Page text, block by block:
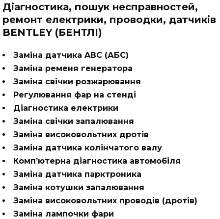
Діагностика, пошук несправностей,
ремонт електрики, проводки, датчиків
BENTLEY (БЕНТЛІ)
Заміна датчика ABC (АБС)
Заміна ременя генератора
Заміна свічки розжарювання
Регулювання фар на стенді
Діагностика електрики
Заміна свічки запалювання
Заміна високовольтних дротів
Заміна датчика колінчатого валу
Комп’ютерна діагностика автомобіля
Заміна датчика парктроника
Заміна котушки запалювання
Заміна високовольтних проводів (дротів)
Заміна лампочки фари